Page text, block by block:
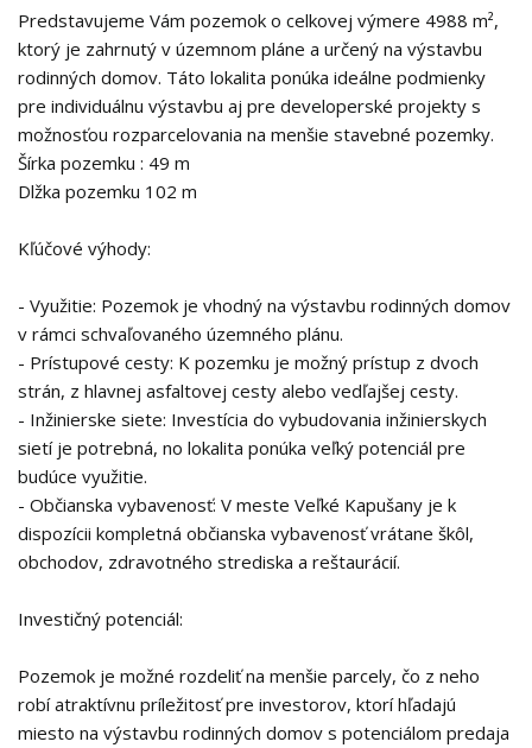
Predstavujeme Vám pozemok o celkovej výmere 4988 m²,
ktorý je zahrnutý v územnom pláne a určený na výstavbu
rodinných domov. Táto lokalita ponúka ideálne podmienky
pre individuálnu výstavbu aj pre developerské projekty s
možnosťou rozparcelovania na menšie stavebné pozemky.
Šírka pozemku : 49 m
Dlžka pozemku 102 m
Kľúčové výhody:
- Využitie: Pozemok je vhodný na výstavbu rodinných domov
v rámci schvaľovaného územného plánu.
- Prístupové cesty: K pozemku je možný prístup z dvoch
strán, z hlavnej asfaltovej cesty alebo vedľajšej cesty.
- Inžinierske siete: Investícia do vybudovania inžinierskych
sietí je potrebná, no lokalita ponúka veľký potenciál pre
budúce využitie.
- Občianska vybavenosť: V meste Veľké Kapušany je k
dispozícii kompletná občianska vybavenosť vrátane škôl,
obchodov, zdravotného strediska a reštaurácií.
Investičný potenciál:
Pozemok je možné rozdeliť na menšie parcely, čo z neho
robí atraktívnu príležitosť pre investorov, ktorí hľadajú
miesto na výstavbu rodinných domov s potenciálom predaja